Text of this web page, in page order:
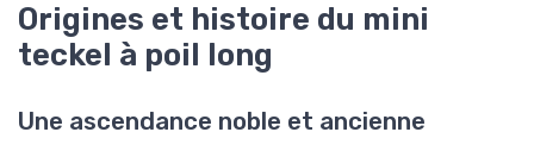
Origines et histoire du mini
teckel à poil long
Une ascendance noble et ancienne